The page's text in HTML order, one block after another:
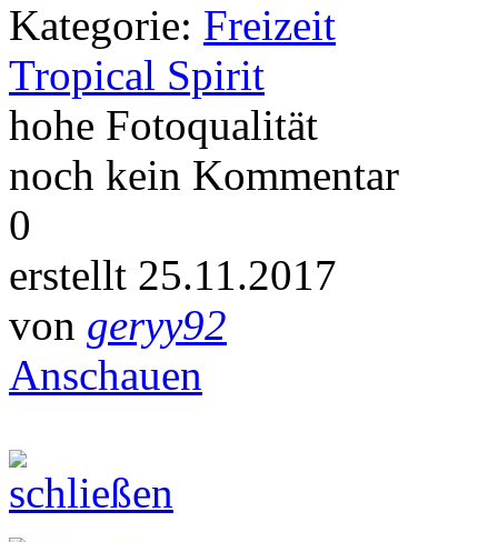
Kategorie: Freizeit
Tropical Spirit
hohe Fotoqualität
noch kein Kommentar
0
erstellt 25.11.2017
von geryy92
Anschauen